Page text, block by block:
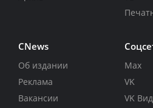
CNews
Об издании
Реклама
Вакансии
Max
VK
VK